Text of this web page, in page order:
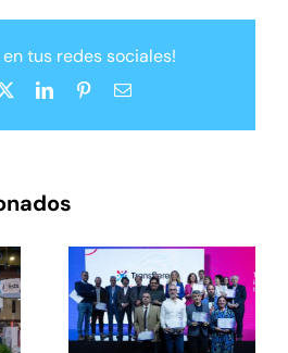
en tus redes sociales!
LinkedInPinterestCorreo